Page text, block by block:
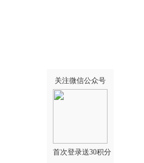
关注微信公众号
首次登录送30积分